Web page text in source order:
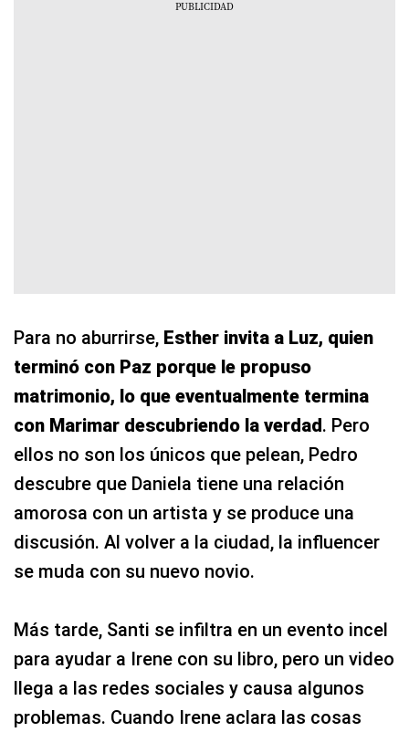
Para no aburrirse, Esther invita a Luz, quien
terminó con Paz porque le propuso
matrimonio, lo que eventualmente termina
con Marimar descubriendo la verdad. Pero
ellos no son los únicos que pelean, Pedro
descubre que Daniela tiene una relación
amorosa con un artista y se produce una
discusión. Al volver a la ciudad, la influencer
se muda con su nuevo novio.
Más tarde, Santi se infiltra en un evento incel
para ayudar a Irene con su libro, pero un video
llega a las redes sociales y causa algunos
problemas. Cuando Irene aclara las cosas